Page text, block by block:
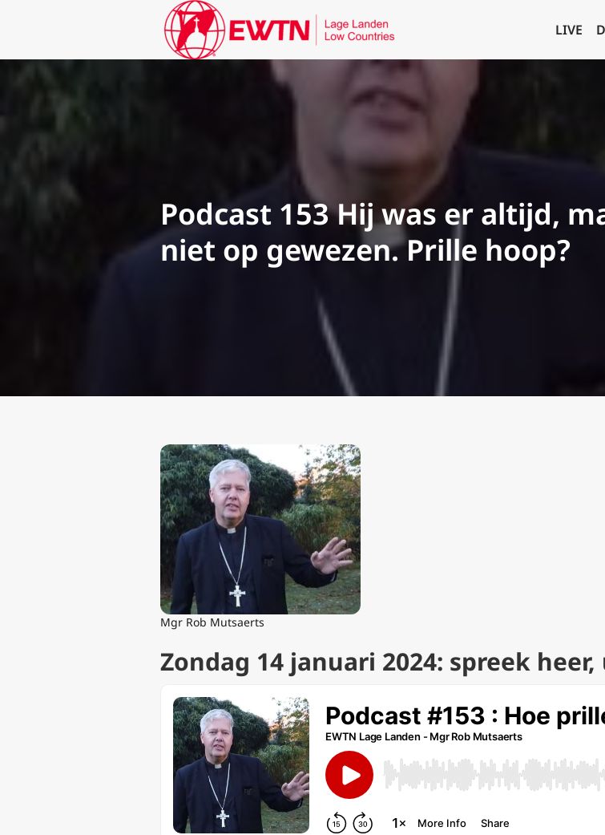
LIVE
Podcast 153 Hij was er altijd,
niet op gewezen. Prille hoop?
Mgr Rob Mutsaerts
Zondag 14 januari 2024: spreek